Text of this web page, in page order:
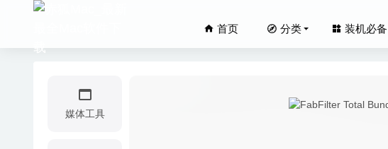
首页 分类 装机必备
媒体工具